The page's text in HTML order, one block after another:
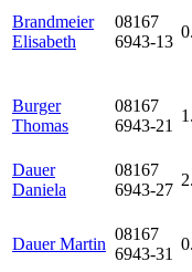
Brandmeier
Elisabeth
08167
6943-13
Burger
Thomas
08167
6943-21
Dauer
Daniela
08167
6943-27
Dauer Martin
08167
6943-31